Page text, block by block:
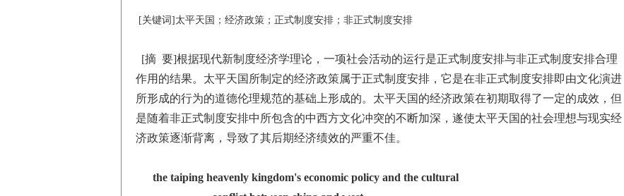
[关键词]太平天国；经济政策；正式制度安排；非正式制度安排
[摘 要]根据现代新制度经济学理论，一项社会活动的运行是正式制度安排与非正式制度安排合理
作用的结果。太平天国所制定的经济政策属于正式制度安排，它是在非正式制度安排即由文化演进
所形成的行为的道德伦理规范的基础上形成的。太平天国的经济政策在初期取得了一定的成效，但
是随着非正式制度安排中所包含的中西方文化冲突的不断加深，遂使太平天国的社会理想与现实经
济政策逐渐背离，导致了其后期经济绩效的严重不佳。
the taiping heavenly kingdom's economic policy and the cultural